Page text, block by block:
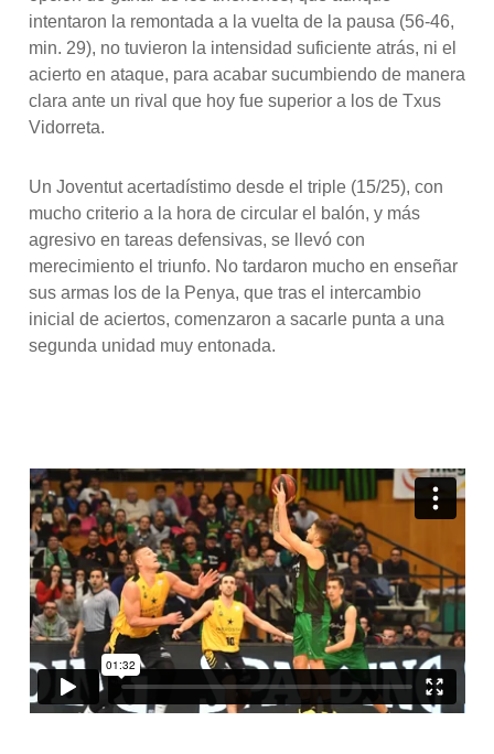
intentaron la remontada a la vuelta de la pausa (56-46,
min. 29), no tuvieron la intensidad suficiente atrás, ni el
acierto en ataque, para acabar sucumbiendo de manera
clara ante un rival que hoy fue superior a los de Txus
Vidorreta.
Un Joventut acertadístimo desde el triple (15/25), con
mucho criterio a la hora de circular el balón, y más
agresivo en tareas defensivas, se llevó con
merecimiento el triunfo. No tardaron mucho en enseñar
sus armas los de la Penya, que tras el intercambio
inicial de aciertos, comenzaron a sacarle punta a una
segunda unidad muy entonada.